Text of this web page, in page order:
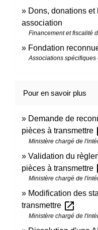
Dons, donations
association
Financement et fiscalité
Fondation
Associations spécifiques
Pour en savoir plus
Demande de
pièces à transmettre
Ministère chargé de
Validation du
pièces à transmettre
Ministère chargé de
Modification des
transmettre open_in_new
Ministère chargé de